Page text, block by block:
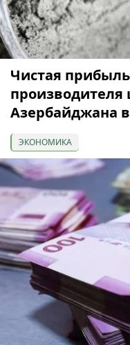
Чистая
производителя
Азербайджана
ЭКОНОМИКА